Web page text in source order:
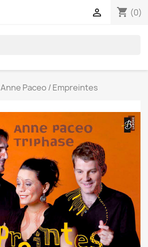
shopping_cart (0)

Anne Paceo / Empreintes